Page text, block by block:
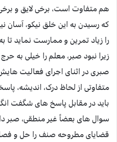
هم متفاوت است، برخی لایق و
که رسیدن به این خلق نیکو، آسان
را زیاد تمرین و ممارست نماید تا
زیرا نبود صبر، معلم را خیلی به حرج
صبری در اثنای اجرای فعالیت
متفاوتی از لحاظ درک، اندیشه،
باید در مقابل پاسخ های شگفت
سوال های بعضاً غیر منطقی، صبر
قضایای مطروحه صنف را حل و